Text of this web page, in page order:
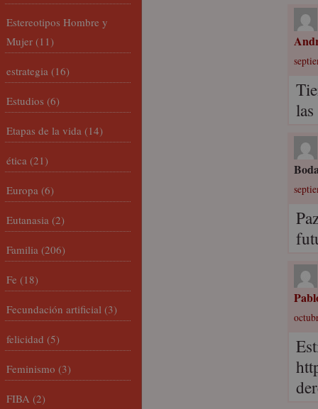
Estereotipos Hombre y
Mujer (11)
estrategia (16)
Estudios (6)
Etapas de la vida (14)
ética (21)
Europa (6)
Eutanasia (2)
Familia (206)
Fe (18)
Fecundación artificial (3)
felicidad (5)
Feminismo (3)
FIBA (2)